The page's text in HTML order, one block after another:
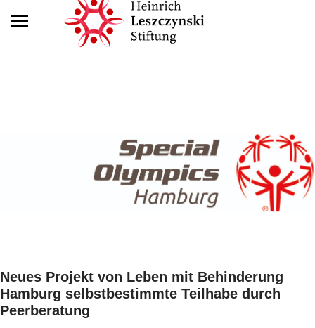
Neues Projekt von Leben mit Behinderung
Hamburg selbstbestimmte Teilhabe durch
Peerberatung